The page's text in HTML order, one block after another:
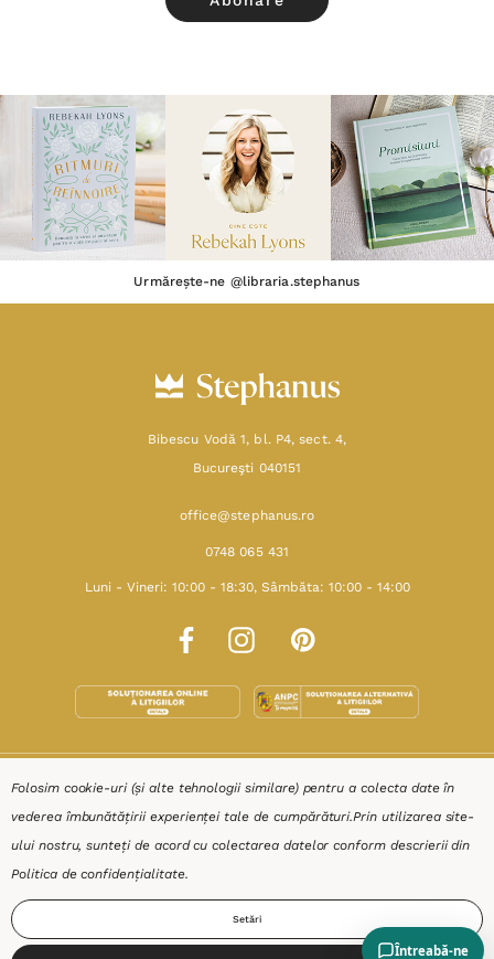
Urmărește-ne @libraria.stephanus
Bibescu Vodă 1, bl. P4, sect. 4,
Bucureşti 040151
office@stephanus.ro
0748 065 431
Luni - Vineri: 10:00 - 18:30, Sâmbăta: 10:00 - 14:00
SHOP
RESURSE
AJUTOR
Folosim cookie-uri (și alte tehnologii similare) pentru a colecta date în
vederea îmbunătățirii experienței tale de cumpărături.Prin utilizarea site-
ului nostru, sunteți de acord cu colectarea datelor conform descrierii din
Politica de confidențialitate.
Setări